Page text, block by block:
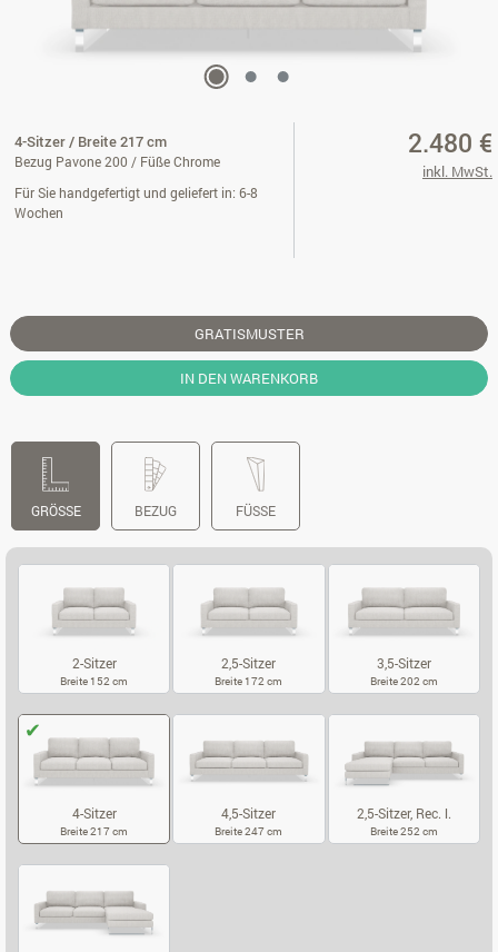
4-Sitzer / Breite 217 cm
Bezug Pavone 200 / Füße Chrome
Für Sie handgefertigt und geliefert in: 6-8
Wochen
2.480 €
inkl. MwSt.
GRATISMUSTER
IN DEN WARENKORB
GRÖSSE BEZUG FÜSSE
2-Sitzer
Breite 152 cm
2,5-Sitzer
Breite 172 cm
3,5-Sitzer
Breite 202 cm
4-Sitzer
Breite 217 cm
4,5-Sitzer
Breite 247 cm
2,5-Sitzer, Rec. l.
Breite 252 cm